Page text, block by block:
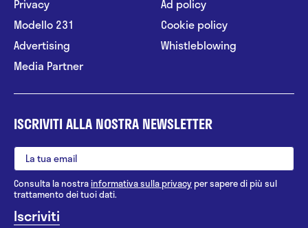
Privacy
Modello 231
Advertising
Media Partner
Ad policy
Cookie policy
Whistleblowing
ISCRIVITI ALLA NOSTRA NEWSLETTER
Consulta la nostrainformativa sulla privacy per sapere di più sul
trattamento dei tuoi dati.